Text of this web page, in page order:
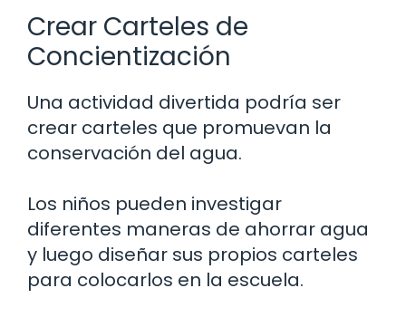
Crear Carteles de
Concientización
Una actividad divertida podría ser
crear carteles que promuevan la
conservación del agua.
Los niños pueden investigar
diferentes maneras de ahorrar agua
y luego diseñar sus propios carteles
para colocarlos en la escuela.